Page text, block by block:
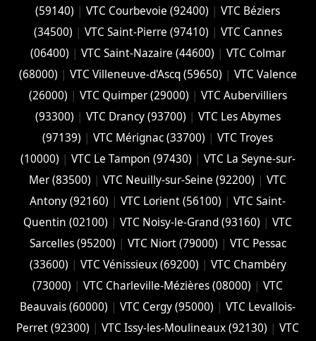
(59140) |VTC Courbevoie (92400) |VTC Béziers
(34500) | VTC Saint-Pierre (97410) | VTC Cannes
(06400) | VTC Saint-Nazaire (44600) | VTC Colmar
(68000) | VTC Villeneuve-d'Ascq (59650) | VTC Valence
(26000) | VTC Quimper (29000) | VTC Aubervilliers
(93300) | VTC Drancy (93700) | VTC Les Abymes
(97139) |VTC Mérignac (33700) |VTC Troyes
(10000) | VTC Le Tampon (97430) | VTC La Seyne-sur-
Mer (83500) |VTC Neuilly-sur-Seine (92200) |VTC
Antony (92160) |VTC Lorient (56100) |VTC Saint-
Quentin (02100) |VTC Noisy-le-Grand (93160) |VTC
Sarcelles (95200) | VTC Niort (‎79000) | VTC Pessac
(33600) | VTC Vénissieux (69200) | VTC Chambéry
(‎73000) |VTC Charleville-Mézières (08000) |VTC
Beauvais (60000) |VTC Cergy (95000) |VTC Levallois-
Perret (92300) |VTC Issy-les-Moulineaux (92130) |VTC